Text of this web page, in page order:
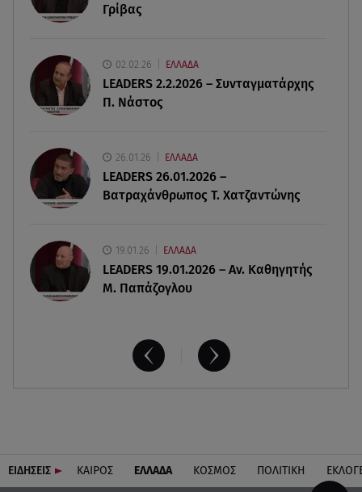
Πώς επικοινωνούν τα ελικόπτερα στη φωτιά και
06.08.26 , 20:16
Αθηνά Οικονομάκου από την Μπόρα Μπόρα:
«Έσκασε όλη η κούραση του χειμώνα»
Σαμοθράκη: Συγκλονιστική διάσωση 15χρονης
από δύσβατο φαράγγι
Γρίβας
02.02.26 ΕΛΛΑΔΑ
LEADERS 2.2.2026 – Συνταγματάρχης
Π. Νάστος
26.01.26 ΕΛΛΑΔΑ
LEADERS 26.01.2026 –
Βατραχάνθρωπος Τ. Χατζαντώνης
19.01.26 ΕΛΛΑΔΑ
LEADERS 19.01.2026 – Αν. Καθηγητής
Μ. Παπάζογλου
ΕΙΔΗΣΕΙΣ ΚΑΙΡΟΣ ΕΛΛΑΔΑ ΚΟΣΜΟΣ ΠΟΛΙΤΙΚΗ